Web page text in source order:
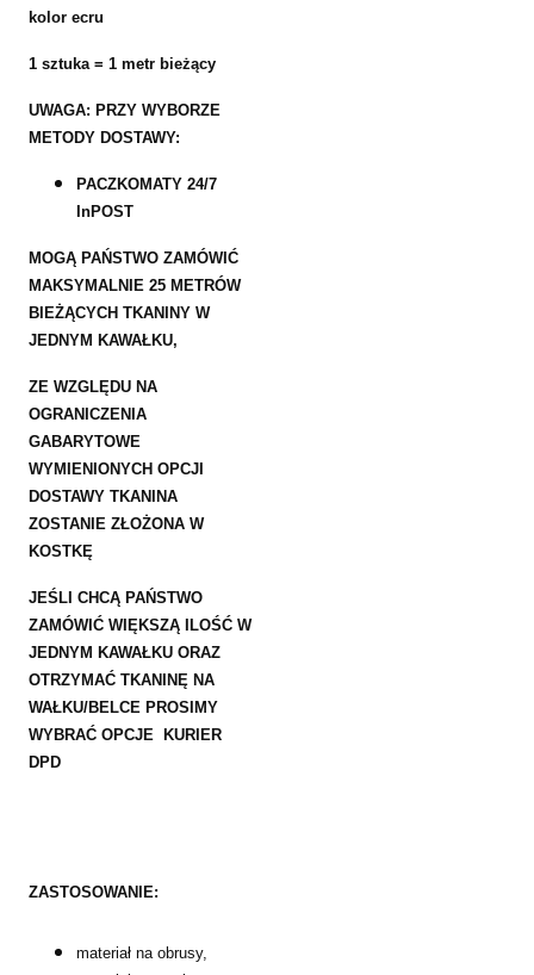
kolor ecru
1 sztuka = 1 metr bieżący
UWAGA: PRZY WYBORZE
METODY DOSTAWY:
PACZKOMATY 24/7
InPOST
MOGĄ PAŃSTWO ZAMÓWIĆ
MAKSYMALNIE 25 METRÓW
BIEŻĄCYCH TKANINY W
JEDNYM KAWAŁKU,
ZE WZGLĘDU NA
OGRANICZENIA
GABARYTOWE
WYMIENIONYCH OPCJI
DOSTAWY TKANINA
ZOSTANIE ZŁOŻONA W
KOSTKĘ
JEŚLI CHCĄ PAŃSTWO
ZAMÓWIĆ WIĘKSZĄ ILOŚĆ W
JEDNYM KAWAŁKU ORAZ
OTRZYMAĆ TKANINĘ NA
WAŁKU/BELCE PROSIMY
WYBRAĆ OPCJE KURIER
DPD
ZASTOSOWANIE:
materiał na obrusy,